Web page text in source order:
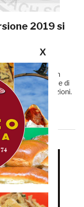
2019 si
Beach
con la convinzione di
di soddisfazioni.
martedi […]
X